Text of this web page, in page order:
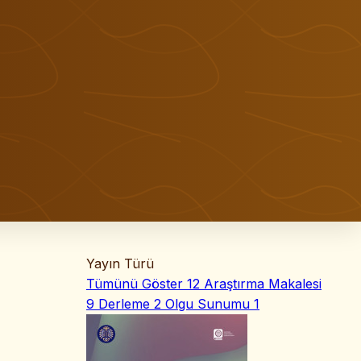
Yayın Türü
Tümünü Göster 12 Araştırma Makalesi
9 Derleme 2 Olgu Sunumu 1